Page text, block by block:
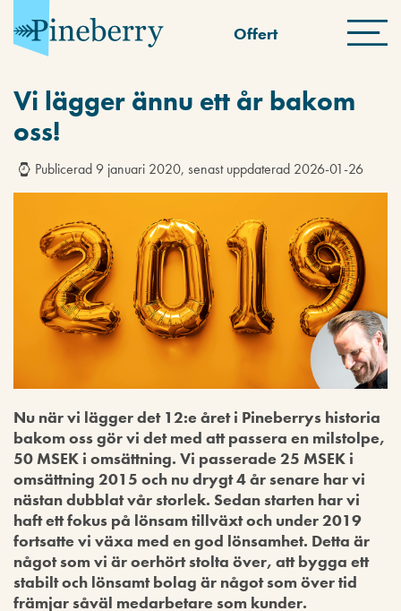
Offert
Vi lägger ännu ett år bakom
oss!
Publicerad 9 januari 2020, senast uppdaterad 2026-01-26
Nu när vi lägger det 12:e året i Pineberrys historia
bakom oss gör vi det med att passera en milstolpe,
50 MSEK i omsättning. Vi passerade 25 MSEK i
omsättning 2015 och nu drygt 4 år senare har vi
nästan dubblat vår storlek. Sedan starten har vi
haft ett fokus på lönsam tillväxt och under 2019
fortsatte vi växa med en god lönsamhet. Detta är
något som vi är oerhört stolta över, att bygga ett
stabilt och lönsamt bolag är något som över tid
främjar såväl medarbetare som kunder.